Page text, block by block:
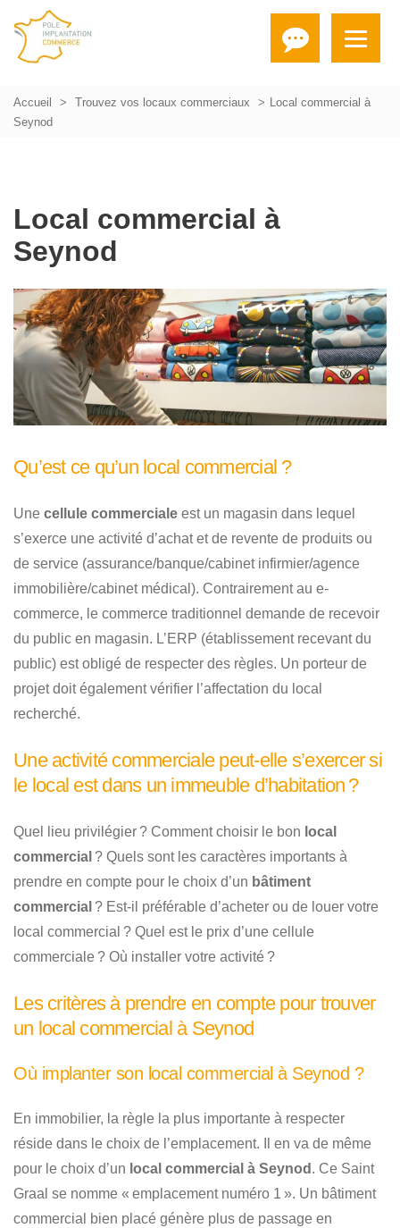
Accueil Trouvez vos locaux commerciaux
Local commercial à
Seynod
Local commercial à
Seynod
Qu’est ce qu’un local commercial ?
Une cellule commerciale est un magasin dans lequel
s’exerce une activité d’achat et de revente de produits ou
de service (assurance/banque/cabinet infirmier/agence
immobilière/cabinet médical). Contrairement au e-
commerce, le commerce traditionnel demande de recevoir
du public en magasin. L’ERP (établissement recevant du
public) est obligé de respecter des règles. Un porteur de
projet doit également vérifier l’affectation du local
recherché.
Une activité commerciale peut-elle s’exercer si
le local est dans un immeuble d’habitation ?
Quel lieu privilégier ? Comment choisir le bon local
commercial ? Quels sont les caractères importants à
prendre en compte pour le choix d’un bâtiment
commercial ? Est-il préférable d’acheter ou de louer votre
local commercial ? Quel est le prix d’une cellule
commerciale ? Où installer votre activité ?
Les critères à prendre en compte pour trouver
un local commercial à Seynod
Où implanter son local commercial à Seynod ?
En immobilier, la règle la plus importante à respecter
réside dans le choix de l’emplacement. Il en va de même
pour le choix d’un local commercial à Seynod . Ce Saint
Graal se nomme « emplacement numéro 1 ». Un bâtiment
commercial bien placé génère plus de passage en